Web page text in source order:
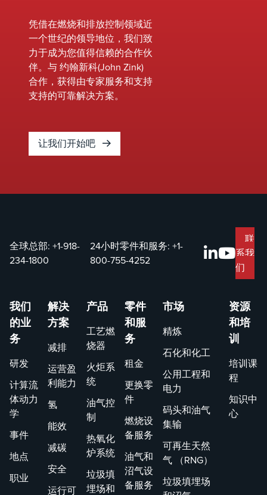
备，可
立即部
署。我
们的团
队确保
安装过
程顺利
最大限
度地减
少停机
借行业
领先的
质量的
租赁设
备，我
们是满
有服务
需求的
一站式
案。
设备注
入新的
活力，
最大限
度地提
们的专
场或设
当前的
设备，
能、提
高安全
性和满
变化的
环境标
准的机
会，而
无需更
换整个
系统。
&nbsp;
减少排
放并延
富的团
队，问
题得到
决，以
最大限
少停机
时间。
凭借在燃烧和排放控制领域近
一个世纪的领导地位，我们致
力于成为您值得信赖的合作伙
伴。与 约翰新科(John Zink)
合作，获得由专家服务和支持
支持的可靠解决方案。
让我们开始吧
全球总部: +1-918-
234-1800
24小时零件和服务:+1-
800-755-4252
联
系我
们
我们
的业
务
研发
计算流
体动力
学
事件
地点
职业
解决
方案
减排
运营盈
利能力
氢
能效
减碳
安全
运行可
产品
工艺燃
烧器
火炬系
统
油气控
制
热氧化
炉系统
垃圾填
埋场和
零件
和服
务
租金
更换零
件
燃烧设
备服务
油气和
沼气设
备服务
市场
精炼
石化和化工
公用工程和
电力
码头和油气
集输
可再生天然
气 （RNG）
垃圾填埋场
资源
和培
训
培训课
程
知识中
心